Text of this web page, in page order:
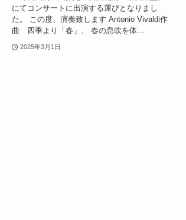
にてコンサートに出演する運びとなりまし
た。 この度、演奏致します Antonio Vivaldi作
曲 四季より「春」、 春の息吹を体...
2025年3月1日